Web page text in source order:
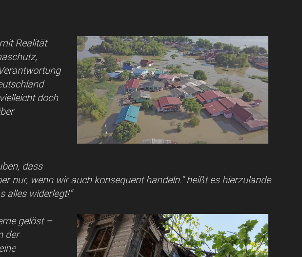
Realität
doch
dass
nur, wenn wir auch konsequent handeln.“ heißt es hierzulande
alles widerlegt!“
gelöst –
der